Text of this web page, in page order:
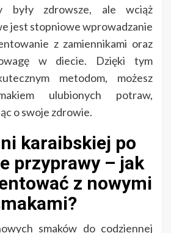
były zdrowsze, ale wciąż
jest stopniowe wprowadzanie
z zamiennikami oraz
w diecie. Dzięki tym
metodom, możesz
ulubionych potraw,
o swoje zdrowie.
karaibskiej po
przyprawy – jak
z nowymi
smaków do codziennej